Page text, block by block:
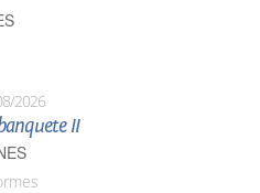
2026
II